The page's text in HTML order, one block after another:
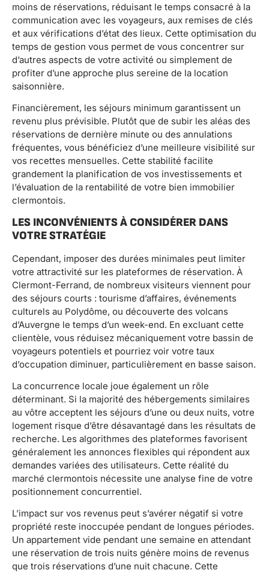
moins de réservations, réduisant le temps consacré à la
communication avec les voyageurs, aux remises de clés
et aux vérifications d’état des lieux. Cette optimisation du
temps de gestion vous permet de vous concentrer sur
d’autres aspects de votre activité ou simplement de
profiter d’une approche plus sereine de la location
saisonnière.
Financièrement, les séjours minimum garantissent un
revenu plus prévisible. Plutôt que de subir les aléas des
réservations de dernière minute ou des annulations
fréquentes, vous bénéficiez d’une meilleure visibilité sur
vos recettes mensuelles. Cette stabilité facilite
grandement la planification de vos investissements et
l’évaluation de la rentabilité de votre bien immobilier
clermontois.
LES INCONVÉNIENTS À CONSIDÉRER DANS
VOTRE STRATÉGIE
Cependant, imposer des durées minimales peut limiter
votre attractivité sur les plateformes de réservation. À
Clermont-Ferrand, de nombreux visiteurs viennent pour
des séjours courts : tourisme d’affaires, événements
culturels au Polydôme, ou découverte des volcans
d’Auvergne le temps d’un week-end. En excluant cette
clientèle, vous réduisez mécaniquement votre bassin de
voyageurs potentiels et pourriez voir votre taux
d’occupation diminuer, particulièrement en basse saison.
La concurrence locale joue également un rôle
déterminant. Si la majorité des hébergements similaires
au vôtre acceptent les séjours d’une ou deux nuits, votre
logement risque d’être désavantagé dans les résultats de
recherche. Les algorithmes des plateformes favorisent
généralement les annonces flexibles qui répondent aux
demandes variées des utilisateurs. Cette réalité du
marché clermontois nécessite une analyse fine de votre
positionnement concurrentiel.
L’impact sur vos revenus peut s’avérer négatif si votre
propriété reste inoccupée pendant de longues périodes.
Un appartement vide pendant une semaine en attendant
une réservation de trois nuits génère moins de revenus
que trois réservations d’une nuit chacune. Cette